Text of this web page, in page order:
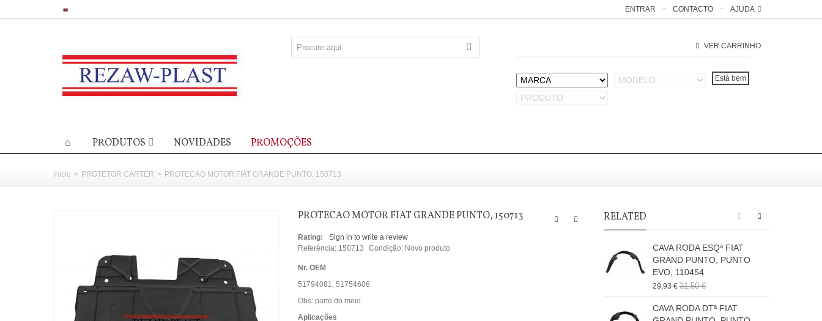
AJUDA
CONTACTO
ENTRAR
VER CARRINHO
PRODUTOS NOVIDADES PROMOÇÕES
Inicio > PROTETOR CARTER > PROTECAO MOTOR FIAT GRANDE PUNTO, 150713
PROTECAO MOTOR FIAT GRANDE PUNTO, 150713
Rating:
Sign in to write a review
Referência: 150713 Condição: Novo produto
Nr. OEM
51794081, 51754606
Obs: parte do meio
Aplicações
RELATED
CAVA RODA ESQª FIAT
GRAND PUNTO, PUNTO
EVO, 110454
29,93 € 31,50 €
CAVA RODA DTª FIAT